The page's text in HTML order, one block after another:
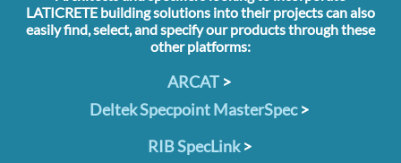
LATICRETE building solutions into their projects can also
easily find, select, and specify our products through these
other platforms:
ARCAT >
Deltek Specpoint MasterSpec>
RIB SpecLink>